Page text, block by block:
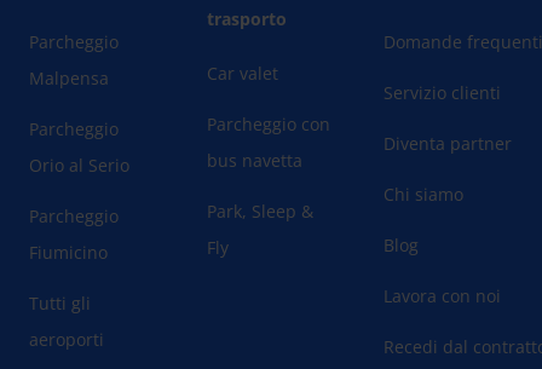
Parcheggio
Malpensa
Parcheggio
Orio al Serio
Parcheggio
Fiumicino
Tutti gli
aeroporti
trasporto
Car valet
Parcheggio con
bus navetta
Park, Sleep &
Fly
Domande
Servizio clienti
Diventa partner
Chi siamo
Blog
Lavora con noi
Recedi dal